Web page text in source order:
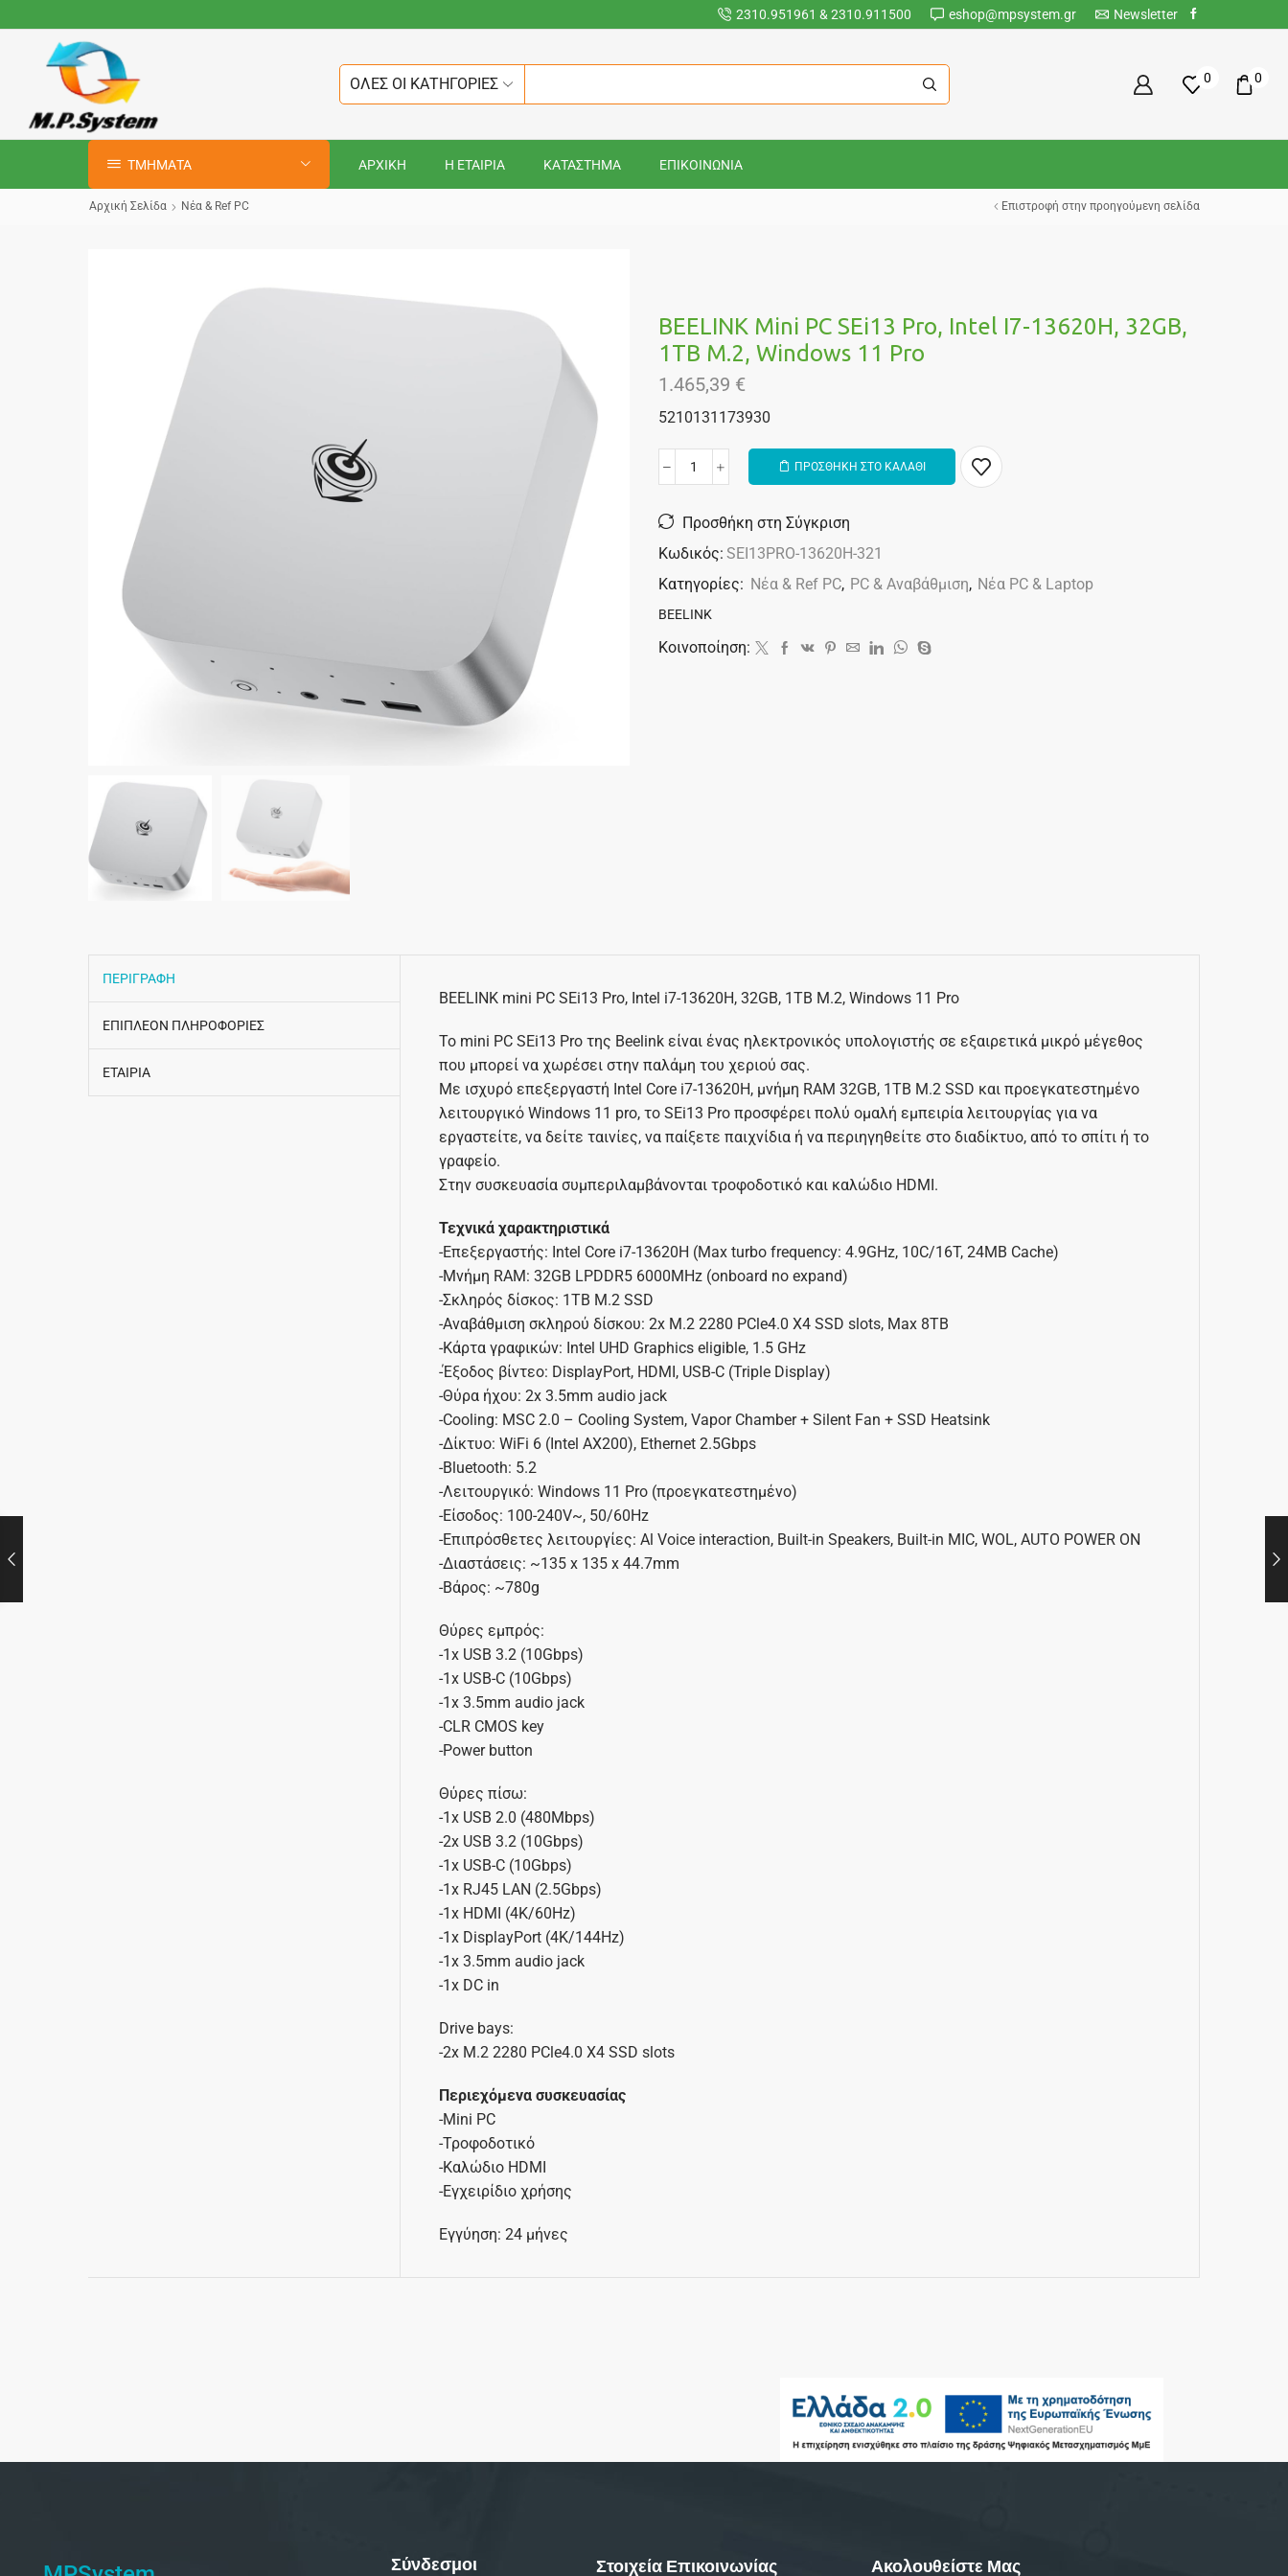
2310.951961 & 2310.911500 eshop@mpsystem.gr Newsletter
ΟΛΕΣ ΟΙ ΚΑΤΗΓΟΡΙΕΣ 0 0
ΤΜΗΜΑΤΑ ΑΡΧΙΚΗ Η ΕΤΑΙΡΙΑ ΚΑΤΑΣΤΗΜΑ ΕΠΙΚΟΙΝΩΝΙΑ
Αρχική Σελίδα Νέα & Ref PC Επιστροφή στην προηγούμενη σελίδα
BEELINK Mini PC SEi13 Pro, Intel I7-13620H, 32GB,
1TB M.2, Windows 11 Pro
1.465,39 €
5210131173930
ΠΡΟΣΘΗΚΗ ΣΤΟ ΚΑΛΑΘΙ
Alternative:
Προσθήκη στη Σύγκριση
Κωδικός: SEI13PRO-13620H-321
Κατηγορίες: Νέα & Ref PC, PC & Αναβάθμιση, Νέα PC & Laptop
BEELINK
Κοινοποίηση:
ΠΕΡΙΓΡΑΦΗ
ΕΠΙΠΛΕΟΝ ΠΛΗΡΟΦΟΡΙΕΣ
ΕΤΑΙΡΙΑ
BEELINK mini PC SEi13 Pro, Intel i7-13620H, 32GB, 1TB M.2, Windows 11 Pro
Το mini PC SEi13 Pro της Beelink είναι ένας ηλεκτρονικός υπολογιστής σε εξαιρετικά μικρό μέγεθος
που μπορεί να χωρέσει στην παλάμη του χεριού σας.
Με ισχυρό επεξεργαστή Intel Core i7-13620H, μνήμη RAM 32GB, 1TB M.2 SSD και προεγκατεστημένο
λειτουργικό Windows 11 pro, το SEi13 Pro προσφέρει πολύ ομαλή εμπειρία λειτουργίας για να
εργαστείτε, να δείτε ταινίες, να παίξετε παιχνίδια ή να περιηγηθείτε στο διαδίκτυο, από το σπίτι ή το
γραφείο.
Στην συσκευασία συμπεριλαμβάνονται τροφοδοτικό και καλώδιο HDMI.
Τεχνικά χαρακτηριστικά
-Επεξεργαστής: Intel Core i7-13620H (Max turbo frequency: 4.9GHz, 10C/16T, 24MB Cache)
-Μνήμη RAM: 32GB LPDDR5 6000MHz (onboard no expand)
-Σκληρός δίσκος: 1TB M.2 SSD
-Αναβάθμιση σκληρού δίσκου: 2x M.2 2280 PCle4.0 X4 SSD slots, Max 8TB
-Κάρτα γραφικών: Intel UHD Graphics eligible, 1.5 GHz
-Έξοδος βίντεο: DisplayPort, HDMI, USB-C (Triple Display)
-Θύρα ήχου: 2x 3.5mm audio jack
-Cooling: MSC 2.0 – Cooling System, Vapor Chamber + Silent Fan + SSD Heatsink
-Δίκτυο: WiFi 6 (Intel AX200), Ethernet 2.5Gbps
-Bluetooth: 5.2
-Λειτουργικό: Windows 11 Pro (προεγκατεστημένο)
-Είσοδος: 100-240V~, 50/60Hz
-Επιπρόσθετες λειτουργίες: Al Voice interaction, Built-in Speakers, Built-in MIC, WOL, AUTO POWER ON
-Διαστάσεις: ~135 x 135 x 44.7mm
-Βάρος: ~780g
Θύρες εμπρός:
-1x USB 3.2 (10Gbps)
-1x USB-C (10Gbps)
-1x 3.5mm audio jack
-CLR CMOS key
-Power button
Θύρες πίσω:
-1x USB 2.0 (480Mbps)
-2x USB 3.2 (10Gbps)
-1x USB-C (10Gbps)
-1x RJ45 LAN (2.5Gbps)
-1x HDMI (4K/60Hz)
-1x DisplayPort (4K/144Hz)
-1x 3.5mm audio jack
-1x DC in
Drive bays:
-2x M.2 2280 PCle4.0 X4 SSD slots
Περιεχόμενα συσκευασίας
-Mini PC
-Τροφοδοτικό
-Καλώδιο HDMI
-Εγχειρίδιο χρήσης
Εγγύηση: 24 μήνες
Σύνδεσμοι Στοιχεία Επικοινωνίας Ακολουθείστε Μας